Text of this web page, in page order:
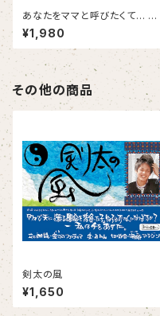
あなたをママと呼びたくて… 天
から舞い降りた命
¥1,980
その他の商品
剣太の風
¥1,650